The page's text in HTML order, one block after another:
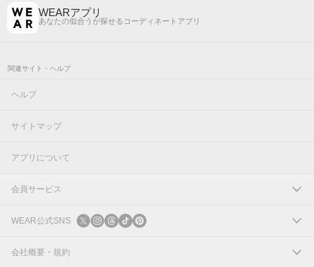
WEARアプリ
あなたの似合うが探せるコーディネートアプリ
関連サイト・ヘルプ
ヘルプ
サイトマップ
アプリについて
会員サービス
ログイン
新規会員登録
WEAR公式SNS
X
会社概要・規約